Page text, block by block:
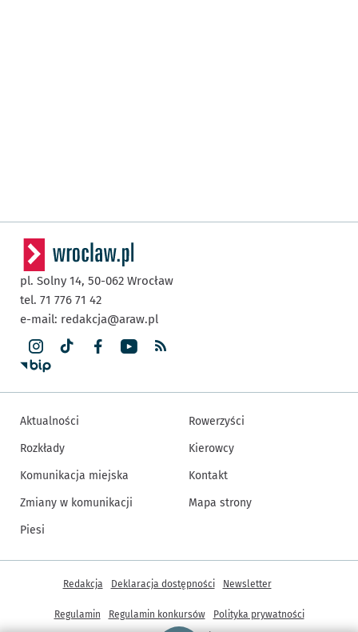
pl. Solny 14, 50-062 Wrocław
tel. 71 776 71 42
e-mail: redakcja@araw.pl
Aktualności
Rozkłady
Komunikacja miejska
Zmiany w komunikacji
Piesi
Rowerzyści
Kierowcy
Kontakt
Mapa strony
Inne informacje
Redakcja Deklaracja dostępności Newsletter
Regulamin Regulamin konkursów
Polityka prywatności